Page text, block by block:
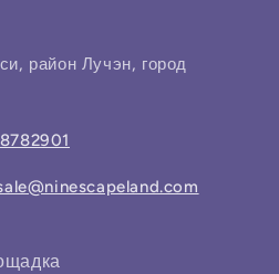
район Лучэн, город